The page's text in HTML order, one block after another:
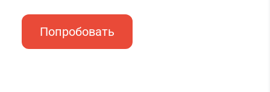
Попробовать